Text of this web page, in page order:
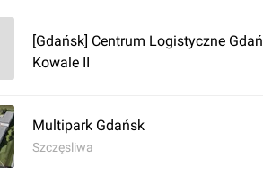
[Gdańsk] Centrum Logistyczne
Kowale II
Multipark Gdańsk
Szczęsliwa